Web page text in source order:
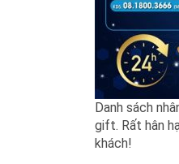
Danh sách
gift. Rất hân
khách!